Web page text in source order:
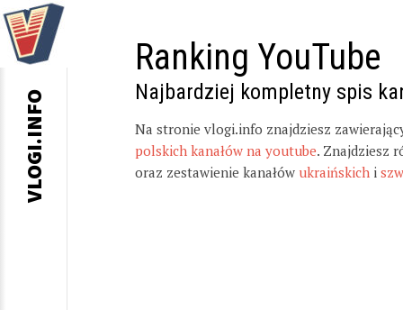
Ranking YouTube
Najbardziej kompletny spis
Na stronie vlogi.info znajdziesz
polskich kanałów na youtube. Znajdziesz
oraz zestawienie kanałów ukraińskich i
VLOGI.INFO